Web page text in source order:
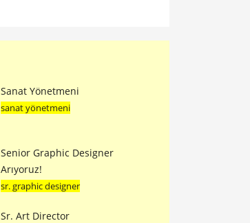
Sanat Yönetmeni
sanat yönetmeni
Senior Graphic Designer
Arıyoruz!
sr. graphic designer
Sr. Art Director